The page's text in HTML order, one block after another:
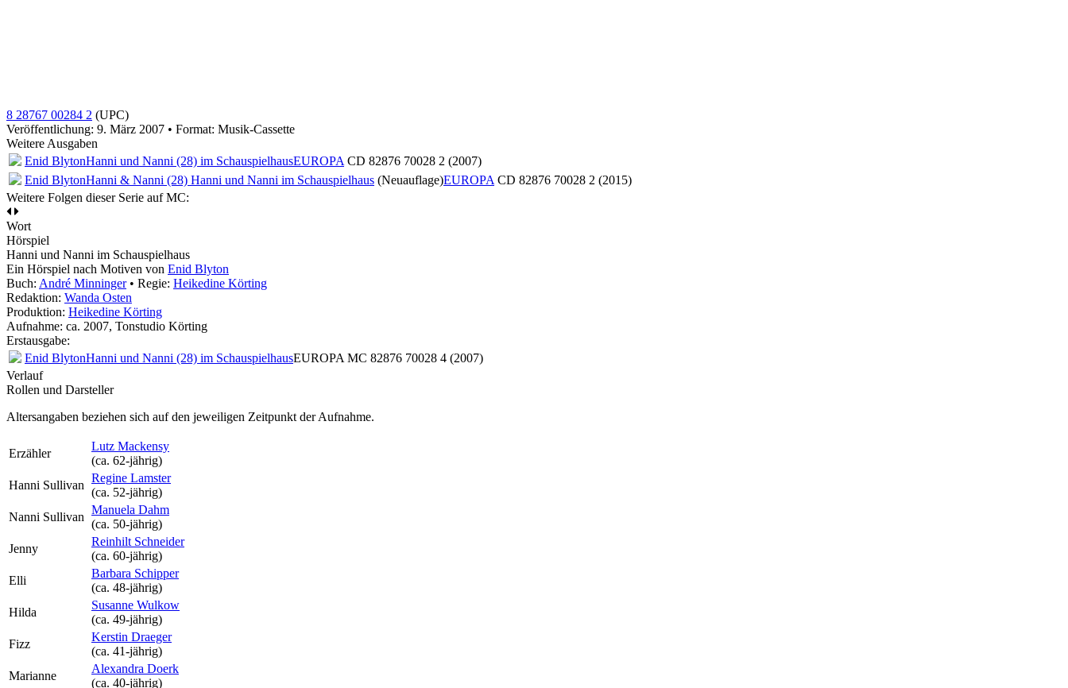
8 28767 00284 2 (UPC)
Veröffentlichung: 9. März 2007 • Format: Musik-Cassette
Weitere Ausgaben
Enid BlytonHanni und Nanni (28) im SchauspielhausEUROPA CD 82876 70028 2 (2007)
Enid BlytonHanni & Nanni (28) Hanni und Nanni im Schauspielhaus (Neuauflage)EUROPA CD 82876 70028 2 (2015)
Weitere Folgen dieser Serie auf MC:
Wort
Hörspiel
Hanni und Nanni im Schauspielhaus
Ein Hörspiel nach Motiven von Enid Blyton
Buch: André Minninger• Regie: Heikedine Körting
Redaktion: Wanda Osten
Produktion: Heikedine Körting
Aufnahme: ca. 2007, Tonstudio Körting
Erstausgabe:
Enid BlytonHanni und Nanni (28) im SchauspielhausEUROPA MC 82876 70028 4 (2007)
Verlauf
Rollen und Darsteller
Altersangaben beziehen sich auf den jeweiligen Zeitpunkt der Aufnahme.
Erzähler
Lutz Mackensy
(ca. 62‑jährig)
Hanni Sullivan
Regine Lamster
(ca. 52‑jährig)
Nanni Sullivan
Manuela Dahm
(ca. 50‑jährig)
Jenny
Reinhilt Schneider
(ca. 60‑jährig)
Elli
Barbara Schipper
(ca. 48‑jährig)
Hilda
Susanne Wulkow
(ca. 49‑jährig)
Fizz
Kerstin Draeger
(ca. 41‑jährig)
Marianne
Alexandra Doerk
(ca. 40‑jährig)